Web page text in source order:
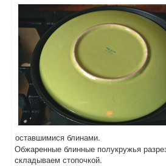
оставшимися блинами.
Обжаренные блинные полукружья
складываем стопочкой.